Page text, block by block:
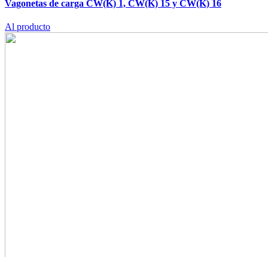
Vagonetas de carga CW(K) 1, CW(K) 15 y CW(K) 16
Al producto